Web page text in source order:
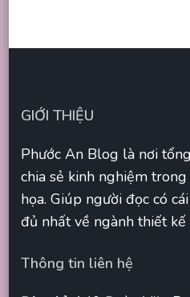
GIỚI THIỆU
Phước An Blog là nơi
chia sẻ kinh nghiệm
họa. Giúp người đọc có
đủ nhất về ngành thiết kế
Thông tin liên hệ